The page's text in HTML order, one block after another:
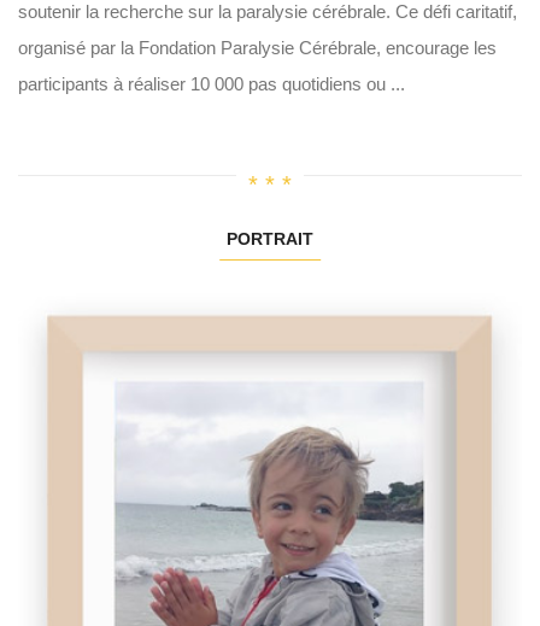
soutenir la recherche sur la paralysie cérébrale. Ce défi caritatif,
organisé par la Fondation Paralysie Cérébrale, encourage les
participants à réaliser 10 000 pas quotidiens ou ...
PORTRAIT